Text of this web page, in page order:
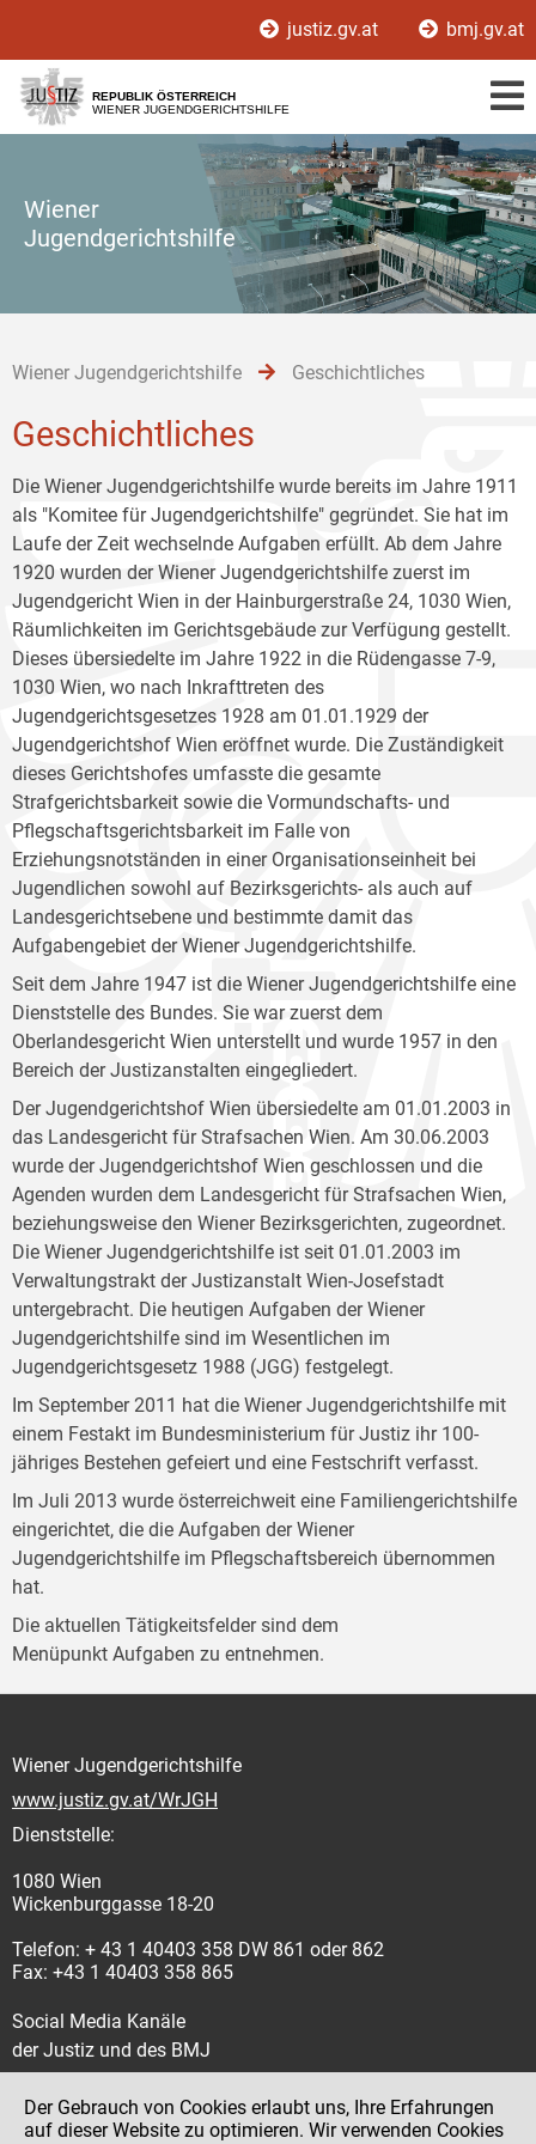
[1]
[2]
[3]
justiz.gv.at bmj.gv.at
REPUBLIK ÖSTERREICH
WIENER JUGENDGERICHTSHILFE
Wiener
Jugendgerichtshilfe
Wiener Jugendgerichtshilfe Geschichtliches
Geschichtliches
Die Wiener Jugendgerichtshilfe wurde bereits im Jahre 1911
als "Komitee für Jugendgerichtshilfe" gegründet. Sie hat im
Laufe der Zeit wechselnde Aufgaben erfüllt. Ab dem Jahre
1920 wurden der Wiener Jugendgerichtshilfe zuerst im
Jugendgericht Wien in der Hainburgerstraße 24, 1030 Wien,
Räumlichkeiten im Gerichtsgebäude zur Verfügung gestellt.
Dieses übersiedelte im Jahre 1922 in die Rüdengasse 7-9,
1030 Wien, wo nach Inkrafttreten des
Jugendgerichtsgesetzes 1928 am 01.01.1929 der
Jugendgerichtshof Wien eröffnet wurde. Die Zuständigkeit
dieses Gerichtshofes umfasste die gesamte
Strafgerichtsbarkeit sowie die Vormundschafts- und
Pflegschaftsgerichtsbarkeit im Falle von
Erziehungsnotständen in einer Organisationseinheit bei
Jugendlichen sowohl auf Bezirksgerichts- als auch auf
Landesgerichtsebene und bestimmte damit das
Aufgabengebiet der Wiener Jugendgerichtshilfe.
Seit dem Jahre 1947 ist die Wiener Jugendgerichtshilfe eine
Dienststelle des Bundes. Sie war zuerst dem
Oberlandesgericht Wien unterstellt und wurde 1957 in den
Bereich der Justizanstalten eingegliedert.
Der Jugendgerichtshof Wien übersiedelte am 01.01.2003 in
das Landesgericht für Strafsachen Wien. Am 30.06.2003
wurde der Jugendgerichtshof Wien geschlossen und die
Agenden wurden dem Landesgericht für Strafsachen Wien,
beziehungsweise den Wiener Bezirksgerichten, zugeordnet.
Die Wiener Jugendgerichtshilfe ist seit 01.01.2003 im
Verwaltungstrakt der Justizanstalt Wien-Josefstadt
untergebracht. Die heutigen Aufgaben der Wiener
Jugendgerichtshilfe sind im Wesentlichen im
Jugendgerichtsgesetz 1988 (JGG) festgelegt.
Im September 2011 hat die Wiener Jugendgerichtshilfe mit
einem Festakt im Bundesministerium für Justiz ihr 100-
jähriges Bestehen gefeiert und eine Festschrift verfasst.
Im Juli 2013 wurde österreichweit eine Familiengerichtshilfe
eingerichtet, die die Aufgaben der Wiener
Jugendgerichtshilfe im Pflegschaftsbereich übernommen
hat.
Die aktuellen Tätigkeitsfelder sind dem
Menüpunkt Aufgaben zu entnehmen.
Wiener Jugendgerichtshilfe
www.justiz.gv.at/WrJGH
Dienststelle:
1080 Wien
Wickenburggasse 18-20
Telefon: + 43 1 40403 358 DW 861 oder 862
Fax: +43 1 40403 358 865
Social Media Kanäle
der Justiz und des BMJ
Der Gebrauch von Cookies erlaubt uns, Ihre Erfahrungen
auf dieser Website zu optimieren. Wir verwenden Cookies